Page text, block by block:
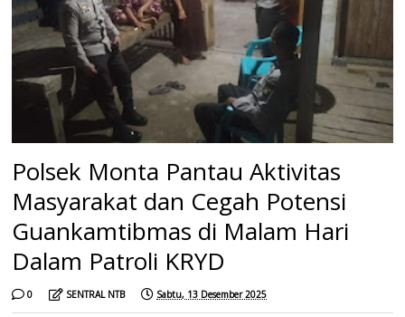
Polsek Monta Pantau Aktivitas
Masyarakat dan Cegah Potensi
Guankamtibmas di Malam Hari
Dalam Patroli KRYD
0 SENTRAL NTB Sabtu, 13 Desember 2025